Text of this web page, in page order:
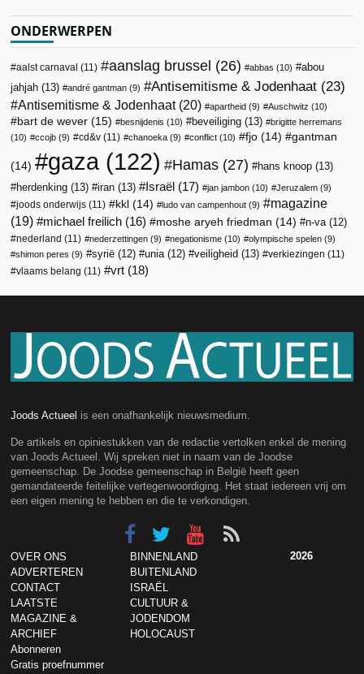
ONDERWERPEN
aalst carnaval (11) aanslag brussel (26) abbas (10)
abou
jahjah (13) andré gantman (9) Antisemitisme & Jodenhaat (23)
Antisemitisme & Jodenhaat(20) apartheid (9) Auschwitz (10)
bart de wever (15) besnijdenis (10) beveiliging (13)
brigitte herremans
(10)
ccojb (9) cd&v (11) chanoeka (9) conflict (10) fjo (14) gantman
(14) gaza(122) Hamas (27) hans knoop (13)
herdenking (13) iran (13) Israël (17) jan jambon (10) Jeruzalem (9)
joods onderwijs (11) kkl (14) ludo van campenhout (9)
magazine
(19)
michael freilich (16) moshe aryeh friedman (14) n-va (12)
nederland (11) nederzettingen (9) negationisme (10) olympische spelen (9)
shimon peres (9) syrië (12) unia (12) veiligheid (13) verkiezingen (11)
vlaams belang (11) vrt (18)
Joods Actueel is een onafhankelijk nieuwsmedium.
De artikels en opiniestukken van de redactie vertolken enkel de mening
van Joods Actueel. Wij spreken niet in naam van de Joodse
gemeenschap. De Joodse gemeenschap in België heeft geen
gemandateerde feitelijke vertegenwoordiging. Het staat iedereen vrij om
een eigen mening te hebben en die te verkondigen.
OVER ONS
ADVERTEREN
CONTACT
LAATSTE
MAGAZINE &
ARCHIEF
Abonneren
Gratis proefnummer
BINNENLAND
BUITENLAND
ISRAËL
CULTUUR &
JODENDOM
HOLOCAUST
2026